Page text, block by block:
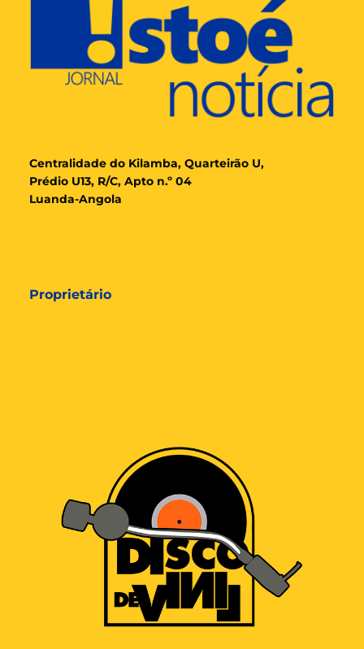
Centralidade do Kilamba, Quarteirão U,
Prédio U13, R/C, Apto n.º 04
Luanda-Angola
Proprietário